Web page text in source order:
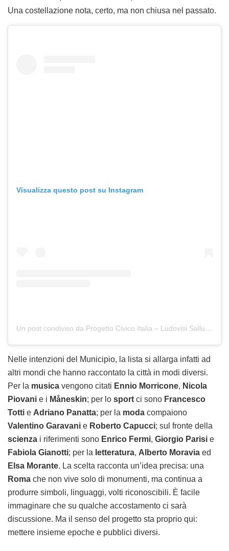
Una costellazione nota, certo, ma non chiusa nel passato.
Visualizza questo post su Instagram
Un post condiviso da Progetto Civico Italia – Ludovisi Sallustiano (@comitatoludovisisallustiano)
Nelle intenzioni del Municipio, la lista si allarga infatti ad
altri mondi che hanno raccontato la città in modi diversi.
Per la musica vengono citati Ennio Morricone, Nicola
Piovani e i Måneskin; per lo sport ci sono Francesco
Totti e Adriano Panatta; per la moda compaiono
Valentino Garavani e Roberto Capucci; sul fronte della
scienza i riferimenti sono Enrico Fermi, Giorgio Parisi e
Fabiola Gianotti; per la letteratura, Alberto Moravia ed
Elsa Morante. La scelta racconta un’idea precisa: una
Roma che non vive solo di monumenti, ma continua a
produrre simboli, linguaggi, volti riconoscibili. È facile
immaginare che su qualche accostamento ci sarà
discussione. Ma il senso del progetto sta proprio qui:
mettere insieme epoche e pubblici diversi.